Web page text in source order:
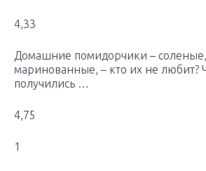
4,33
Домашние помидорчики – соленые,
маринованные, – кто их не любит?
получились …
4,75
1